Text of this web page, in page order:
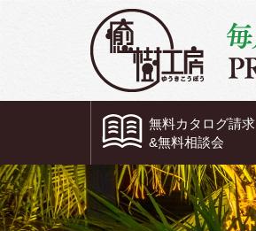
無料カタログ請求
&無料相談会